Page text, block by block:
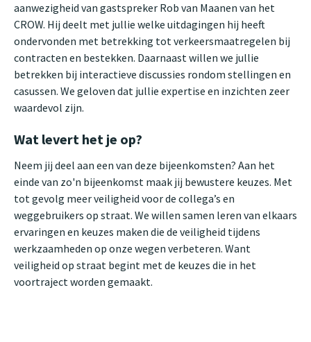
aanwezigheid van gastspreker Rob van Maanen van het
CROW. Hij deelt met jullie welke uitdagingen hij heeft
ondervonden met betrekking tot verkeersmaatregelen bij
contracten en bestekken. Daarnaast willen we jullie
betrekken bij interactieve discussies rondom stellingen en
casussen. We geloven dat jullie expertise en inzichten zeer
waardevol zijn.
Wat levert het je op?
Neem jij deel aan een van deze bijeenkomsten? Aan het
einde van zo'n bijeenkomst maak jij bewustere keuzes. Met
tot gevolg meer veiligheid voor de collega’s en
weggebruikers op straat. We willen samen leren van elkaars
ervaringen en keuzes maken die de veiligheid tijdens
werkzaamheden op onze wegen verbeteren. Want
veiligheid op straat begint met de keuzes die in het
voortraject worden gemaakt.